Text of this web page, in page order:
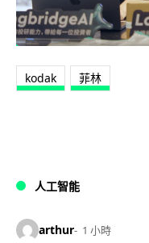
kodak 菲林
人工智能
arthur 1 小時